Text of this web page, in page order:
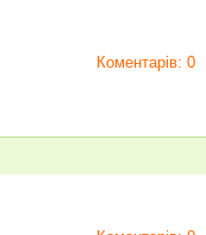
Коментарів: 0